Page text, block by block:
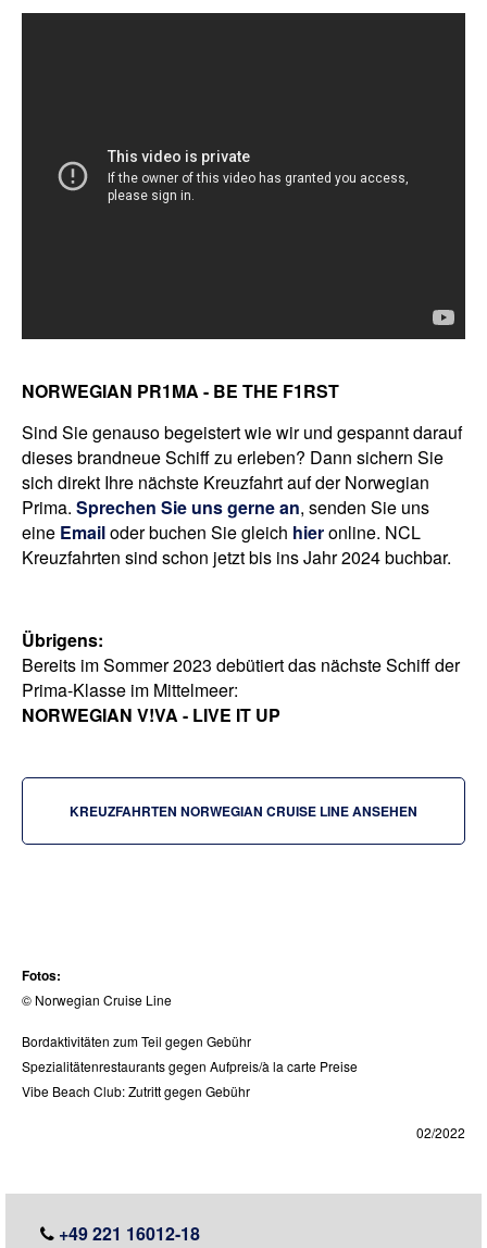
NORWEGIAN PR1MA - BE THE F1RST
Sind Sie genauso begeistert wie wir und gespannt darauf
dieses brandneue Schiff zu erleben? Dann sichern Sie
sich direkt Ihre nächste Kreuzfahrt auf der Norwegian
Prima. Sprechen Sie uns gerne an, senden Sie uns
eine Emailoder buchen Sie gleich hieronline. NCL
Kreuzfahrten sind schon jetzt bis ins Jahr 2024 buchbar.
Übrigens:
Bereits im Sommer 2023 debütiert das nächste Schiff der
Prima-Klasse im Mittelmeer:
NORWEGIAN V!VA - LIVE IT UP
KREUZFAHRTEN NORWEGIAN CRUISE LINE ANSEHEN
Fotos:
© Norwegian Cruise Line
Bordaktivitäten zum Teil gegen Gebühr
Spezialitätenrestaurants gegen Aufpreis/à la carte Preise
Vibe Beach Club: Zutritt gegen Gebühr
02/2022
+49 221 16012-18